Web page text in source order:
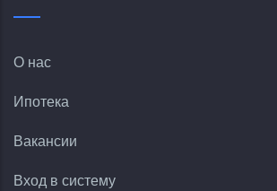
О нас
Ипотека
Вакансии
Вход в систему